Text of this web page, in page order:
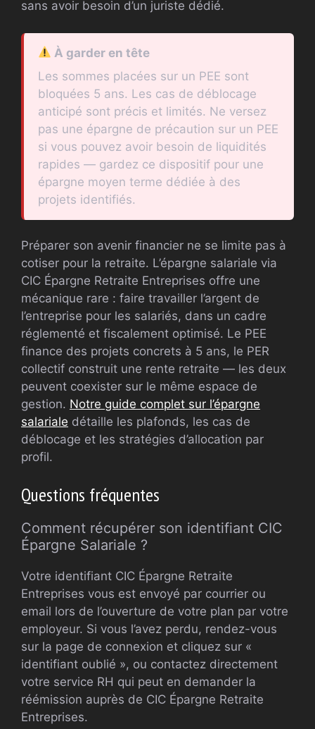
sans avoir besoin d’un juriste dédié.
À garder en tête
Les sommes placées sur un PEE sont
bloquées 5 ans. Les cas de déblocage
anticipé sont précis et limités. Ne versez
pas une épargne de précaution sur un PEE
si vous pouvez avoir besoin de liquidités
rapides — gardez ce dispositif pour une
épargne moyen terme dédiée à des
projets identifiés.
Préparer son avenir financier ne se limite pas à
cotiser pour la retraite. L’épargne salariale via
CIC Épargne Retraite Entreprises offre une
mécanique rare : faire travailler l’argent de
l’entreprise pour les salariés, dans un cadre
réglementé et fiscalement optimisé. Le PEE
finance des projets concrets à 5 ans, le PER
collectif construit une rente retraite — les deux
peuvent coexister sur le même espace de
gestion. Notre guide complet sur l’épargne
salariale détaille les plafonds, les cas de
déblocage et les stratégies d’allocation par
profil.
Questions fréquentes
Comment récupérer son identifiant CIC
Épargne Salariale ?
Votre identifiant CIC Épargne Retraite
Entreprises vous est envoyé par courrier ou
email lors de l’ouverture de votre plan par votre
employeur. Si vous l’avez perdu, rendez-vous
sur la page de connexion et cliquez sur «
identifiant oublié », ou contactez directement
votre service RH qui peut en demander la
réémission auprès de CIC Épargne Retraite
Entreprises.